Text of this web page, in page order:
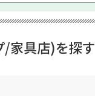
/家具店)を探す